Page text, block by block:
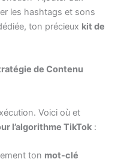
les hashtags et sons
ton précieux kit de
de Contenu
Voici où et
l’algorithme TikTok :
ton mot-clé